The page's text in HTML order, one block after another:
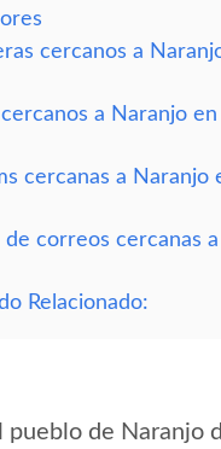
cercanos a
a Naranjo en
cercanas a Naranjo
de correos cercanas
Relacionado:
de Naranjo